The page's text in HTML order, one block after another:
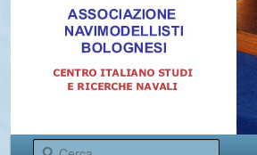
Centro italiano studi e ricerche
Menu